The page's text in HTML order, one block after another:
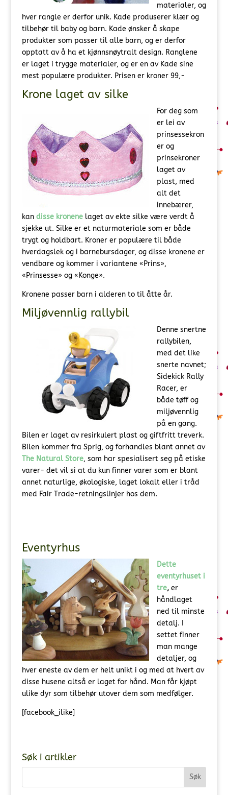
materialer, og
hver rangle er derfor unik. Kade produserer klær og
tilbehør til baby og barn. Kade ønsker å skape
produkter som passer til alle barn, og er derfor
opptatt av å ha et kjønnsnøytralt design. Ranglene
er laget i trygge materialer, og er en av Kade sine
mest populære produkter. Prisen er kroner 99,-
Krone laget av silke
For deg som
er lei av
prinsessekron
er og
prinsekroner
laget av
plast, med
alt det
innebærer,
kan disse kronenelaget av ekte silke være verdt å
sjekke ut. Silke er et naturmateriale som er både
trygt og holdbart. Kroner er populære til både
hverdagslek og i barnebursdager, og disse kronene er
vendbare og kommer i variantene «Prins»,
«Prinsesse» og «Konge».
Kronene passer barn i alderen to til åtte år.
Miljøvennlig rallybil
Denne snertne
rallybilen,
med det like
snerte navnet;
Sidekick Rally
Racer, er
både tøff og
miljøvennlig
på en gang.
Bilen er laget av resirkulert plast og giftfritt treverk.
Bilen kommer fra Sprig, og forhandles blant annet av
The Natural Store, som har spesialisert seg på etiske
varer- det vil si at du kun finner varer som er blant
annet naturlige, økologiske, laget lokalt eller i tråd
med Fair Trade-retningslinjer hos dem.
Eventyrhus
Dette
eventyrhuset i
tre,er
håndlaget
ned til minste
detalj. I
settet finner
man mange
detaljer, og
hver eneste av dem er helt unikt i og med at hvert av
disse husene altså er laget for hånd. Man får kjøpt
ulike dyr som tilbehør utover dem som medfølger.
[facebook_ilike]
Søk i artikler